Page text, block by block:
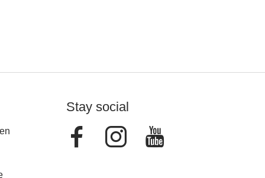
Stay social
FacebookInstagram